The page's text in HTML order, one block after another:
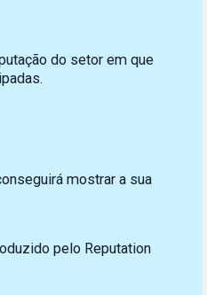
do setor em que
mostrar a sua
pelo Reputation